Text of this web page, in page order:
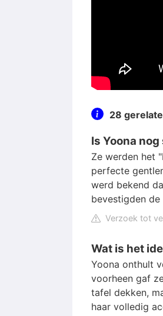
28
Is Yoona
Ze werden het
perfecte
werd bekend
bevestigden
Verzoek tot
Wat is het
Yoona onthult
voorheen gaf
tafel dekken,
haar volledig